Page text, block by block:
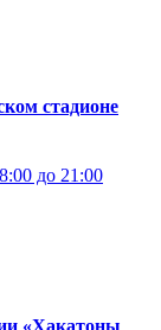
стадионе
до 21:00
«Хакатоны